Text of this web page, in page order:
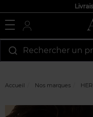
Rechercher un
Accueil Nos marques